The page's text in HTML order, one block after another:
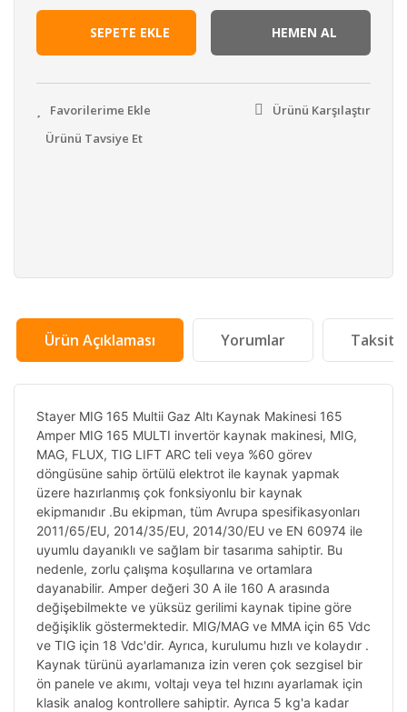
SEPETE EKLE HEMEN AL
Ürünü Karşılaştır
Ürünü Tavsiye Et
Ürün Açıklaması Yorumlar Taksit
Stayer MIG 165 Multii Gaz Altı Kaynak Makinesi 165
Amper MIG 165 MULTI invertör kaynak makinesi, MIG,
MAG, FLUX, TIG LIFT ARC teli veya %60 görev
döngüsüne sahip örtülü elektrot ile kaynak yapmak
üzere hazırlanmış çok fonksiyonlu bir kaynak
ekipmanıdır .Bu ekipman, tüm Avrupa spesifikasyonları
2011/65/EU, 2014/35/EU, 2014/30/EU ve EN 60974 ile
uyumlu dayanıklı ve sağlam bir tasarıma sahiptir. Bu
nedenle, zorlu çalışma koşullarına ve ortamlara
dayanabilir. Amper değeri 30 A ile 160 A arasında
değişebilmekte ve yüksüz gerilimi kaynak tipine göre
değişiklik göstermektedir. MIG/MAG ve MMA için 65 Vdc
ve TIG için 18 Vdc'dir. Ayrıca, kurulumu hızlı ve kolaydır .
Kaynak türünü ayarlamanıza izin veren çok sezgisel bir
ön panele ve akımı, voltajı veya tel hızını ayarlamak için
klasik analog kontrollere sahiptir. Ayrıca 5 kg'a kadar